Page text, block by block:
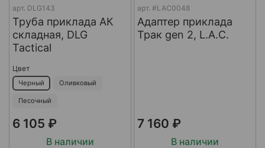
арт. DLG143
Труба приклада АК
складная, DLG
Tactical
Цвет
Черный Оливковый
Песочный
6 105 ₽
В наличии
арт. #LAC0048
Адаптер приклада
Трак gen 2, L.A.C.
7 160 ₽
В наличии